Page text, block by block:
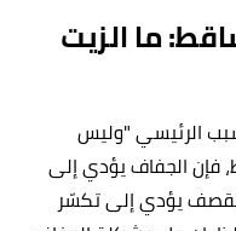
ما الزيت
الرئيسي "وليس
فإن الجفاف يؤدي إلى
يؤدي إلى تكسّر